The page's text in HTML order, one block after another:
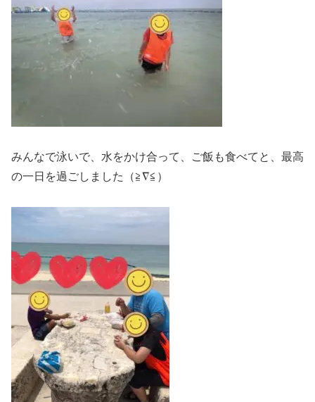
みんなで泳いで、水をかけ合って、ご飯も食べてと、最高
の一日を過ごしました（≧∇≦）